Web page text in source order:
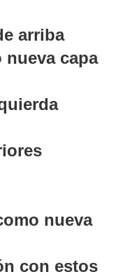
arriba
nueva capa
nueva
con estos